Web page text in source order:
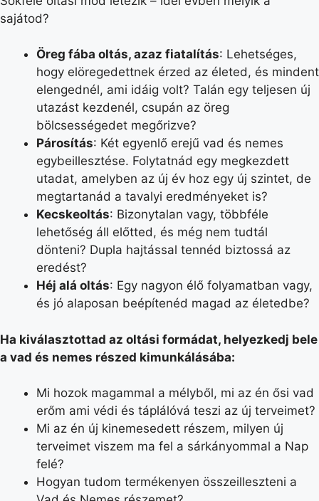
sajátod?
Öreg fába oltás, azaz fiatalítás: Lehetséges,
hogy elöregedettnek érzed az életed, és mindent
elengednél, ami idáig volt? Talán egy teljesen új
utazást kezdenél, csupán az öreg
bölcsességedet megőrizve?
Párosítás: Két egyenlő erejű vad és nemes
egybeillesztése. Folytatnád egy megkezdett
utadat, amelyben az új év hoz egy új szintet, de
megtartanád a tavalyi eredményeket is?
Kecskeoltás: Bizonytalan vagy, többféle
lehetőség áll előtted, és még nem tudtál
dönteni? Dupla hajtással tennéd biztossá az
eredést?
Héj alá oltás: Egy nagyon élő folyamatban vagy,
és jó alaposan beépítenéd magad az életedbe?
Ha kiválasztottad az oltási formádat, helyezkedj bele
a vad és nemes részed kimunkálásába:
Mi hozok magammal a mélyből, mi az én ősi vad
erőm ami védi és táplálóvá teszi az új terveimet?
Mi az én új kinemesedett részem, milyen új
terveimet viszem ma fel a sárkányommal a Nap
felé?
Hogyan tudom termékenyen összeilleszteni a